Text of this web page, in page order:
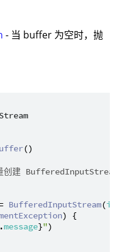
- 当 buffer 为空时，抛
()
创建
= BufferedInputStream(
) {
.message}")